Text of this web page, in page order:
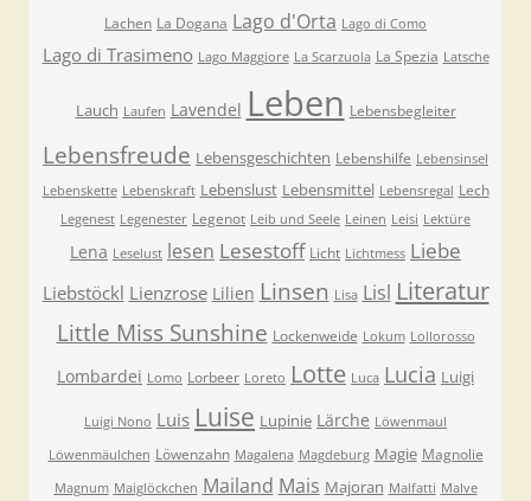
Lachen La Dogana Lago d'Orta Lago di Como
Lago di Trasimeno Lago Maggiore La Scarzuola La Spezia Latsche
Lauch Laufen Lavendel Leben Lebensbegleiter
Lebensfreude Lebensgeschichten Lebenshilfe Lebensinsel
Lebenskette Lebenskraft Lebenslust Lebensmittel Lebensregal Lech
Legenest Legenester Legenot Leib und Seele Leinen Leisi Lektüre
Lena Leselust lesen Lesestoff Licht Lichtmess Liebe
Liebstöckl Lienzrose Lilien Linsen Lisa Lisl Literatur
Little Miss Sunshine Lockenweide Lokum Lollorosso
Lombardei Lomo Lorbeer Loreto Lotte Luca Lucia Luigi
Luigi Nono Luis Luise Lupinie Lärche Löwenmaul
Löwenmäulchen Löwenzahn Magalena Magdeburg Magie Magnolie
Magnum Maiglöckchen Mailand Mais Majoran Malfatti Malve